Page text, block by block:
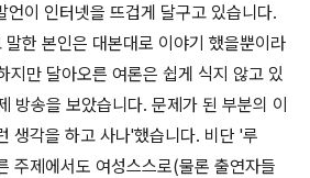
언이 인터넷을 뜨겁게 달구고 있습니다.
한 본인은 대본대로 이야기 했을뿐이라
지만 달아오른 여론은 쉽게 식지 않고 있
방송을 보았습니다. 문제가 된 부분의 이
생각을 하고 사나'했습니다. 비단 '루
주제에서도 여성스스로(물론 출연자들